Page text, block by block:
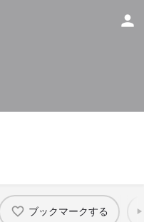
ブックマークする